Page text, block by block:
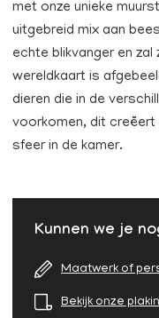
met onze unieke
uitgebreid mix aan
echte blikvanger en zal
wereldkaart is
dieren die in de
voorkomen, dit creëert
sfeer in de kamer.
Kunnen we je
Maatwerk of
Bekijk onze